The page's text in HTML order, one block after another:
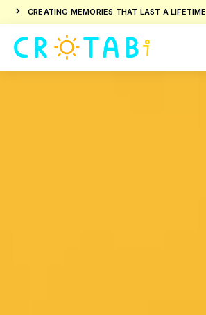
CREATING MEMORIES THAT LAST A LIFETIME